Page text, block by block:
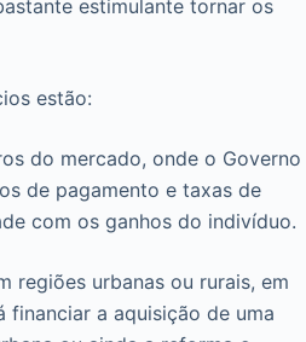
estimulante tornar os
estão:
do mercado, onde o Governo
de pagamento e taxas de
com os ganhos do indivíduo.
regiões urbanas ou rurais, em
financiar a aquisição de uma